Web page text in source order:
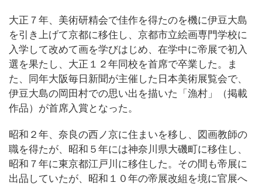
大正７年、美術研精会で佳作を得たのを機に伊豆大島
を引き上げて京都に移住し、京都市立絵画専門学校に
入学して改めて画を学びはじめ、在学中に帝展で初入
選を果たし、大正１２年同校を首席で卒業した。ま
た、同年大阪毎日新聞が主催した日本美術展覧会で、
伊豆大島の岡田村での思い出を描いた「漁村」（掲載
作品）が首席入賞となった。
昭和２年、奈良の西ノ京に住まいを移し、図画教師の
職を得たが、昭和５年には神奈川県大磯町に移住し、
昭和７年に東京都江戸川に移住した。その間も帝展に
出品していたが、昭和１０年の帝展改組を境に官展へ